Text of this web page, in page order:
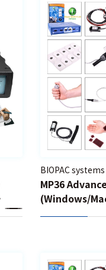
BIOPAC systems
MP36
(Windows/